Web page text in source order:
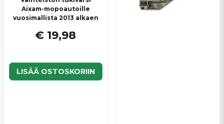
Aixam-mopoautoille
vuosimallista 2013 alkaen
€ 19,98
LISÄÄ OSTOSKORIIN